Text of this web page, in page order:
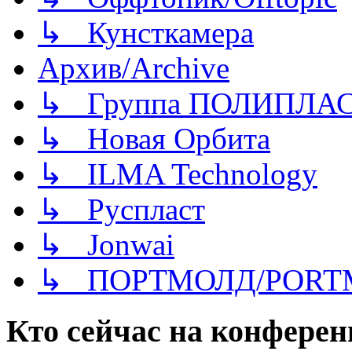
↳ Кунсткамера
Архив/Archive
↳ Группа
↳ Новая Орбита
↳ ILMA Technology
↳ Руспласт
↳ Jonwai
↳ ПОРТМОЛД/
Кто сейчас на